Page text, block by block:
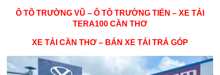
Ô TÔ TRƯỜNG VŨ – Ô TÔ TRƯỜNG TIẾN – XE TẢI
TERA100 CẦN THƠ
XE TẢI CẦN THƠ – BÁN XE TẢI TRẢ GÓP